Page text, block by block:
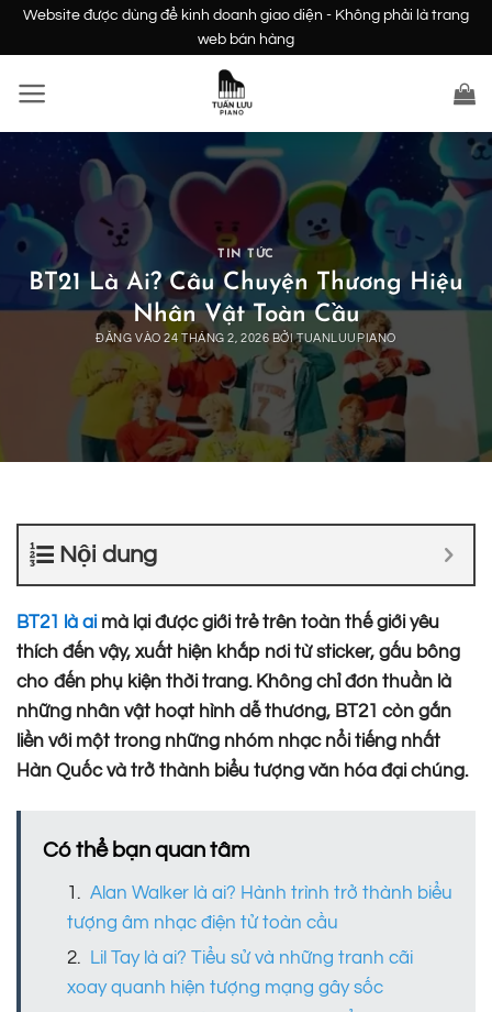
dung
Website được dùng để kinh doanh giao diện - Không phải là trang
web bán hàng
TIN TỨC
BT21 Là Ai? Câu Chuyện Thương Hiệu
Nhân Vật Toàn Cầu
ĐĂNG VÀO24 THÁNG 2, 2026 BỞITUANLUUPIANO
Nội dung
BT21 là aimà lại được giới trẻ trên toàn thế giới yêu
thích đến vậy, xuất hiện khắp nơi từ sticker, gấu bông
cho đến phụ kiện thời trang. Không chỉ đơn thuần là
những nhân vật hoạt hình dễ thương, BT21 còn gắn
liền với một trong những nhóm nhạc nổi tiếng nhất
Hàn Quốc và trở thành biểu tượng văn hóa đại chúng.
Có thể bạn quan tâm
Alan Walker là ai? Hành trình trở thành biểu
tượng âm nhạc điện tử toàn cầu
Lil Tay là ai? Tiểu sử và những tranh cãi
xoay quanh hiện tượng mạng gây sốc